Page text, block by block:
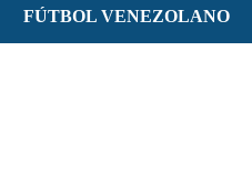
FÚTBOL VENEZOLANO